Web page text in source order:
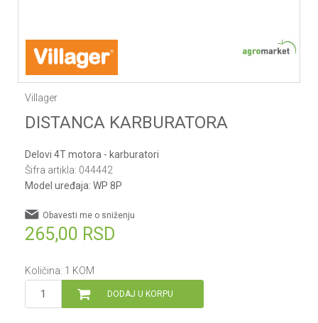
Villager
DISTANCA KARBURATORA
Delovi 4T motora - karburatori
Šifra artikla: 044442
Model uređaja: WP 8P
265,00 RSD
Obavesti me o sniženju
Količina: 1 KOM
DODAJ U KORPU